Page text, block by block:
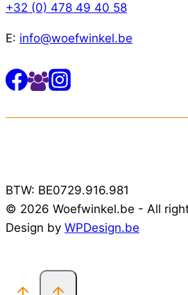
+32 (0) 478 49 40 58
E: info@woefwinkel.be
BTW: BE0729.916.981
© 2026 Woefwinkel.be - All
Design by WPDesign.be